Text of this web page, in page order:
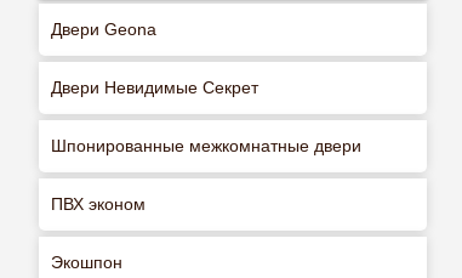
Двери Geona
Двери Невидимые Секрет
Шпонированные межкомнатные двери
ПВХ эконом
Экошпон